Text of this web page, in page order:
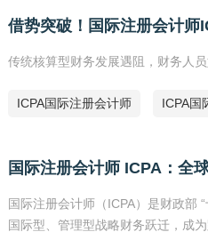
借势突破！国际注册会计师
传统核算型财务发展遇阻，财务人
ICPA国际注册会计师 ICPA国
国际注册会计师 ICPA：全
国际注册会计师（ICPA）是财政部
国际型、管理型战略财务跃迁，成